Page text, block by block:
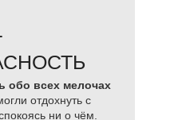
обо всех мелочах
отдохнуть с
ни о чём.